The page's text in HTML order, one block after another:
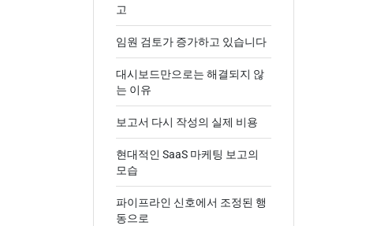
고
임원 검토가 증가하고 있습니다
대시보드만으로는 해결되지 않
는 이유
보고서 다시 작성의 실제 비용
현대적인 SaaS 마케팅 보고의
모습
파이프라인 신호에서 조정된 행
동으로